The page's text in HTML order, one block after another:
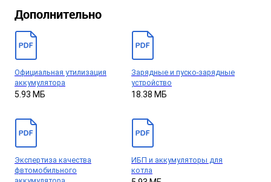
Дополнительно
Официальная утилизация
аккумулятора
5.93 МБ
Зарядные и пуско-зарядные
устройство
18.38 МБ
Экспертиза качества
фвтомобильного
ИБП и аккумуляторы для
котла